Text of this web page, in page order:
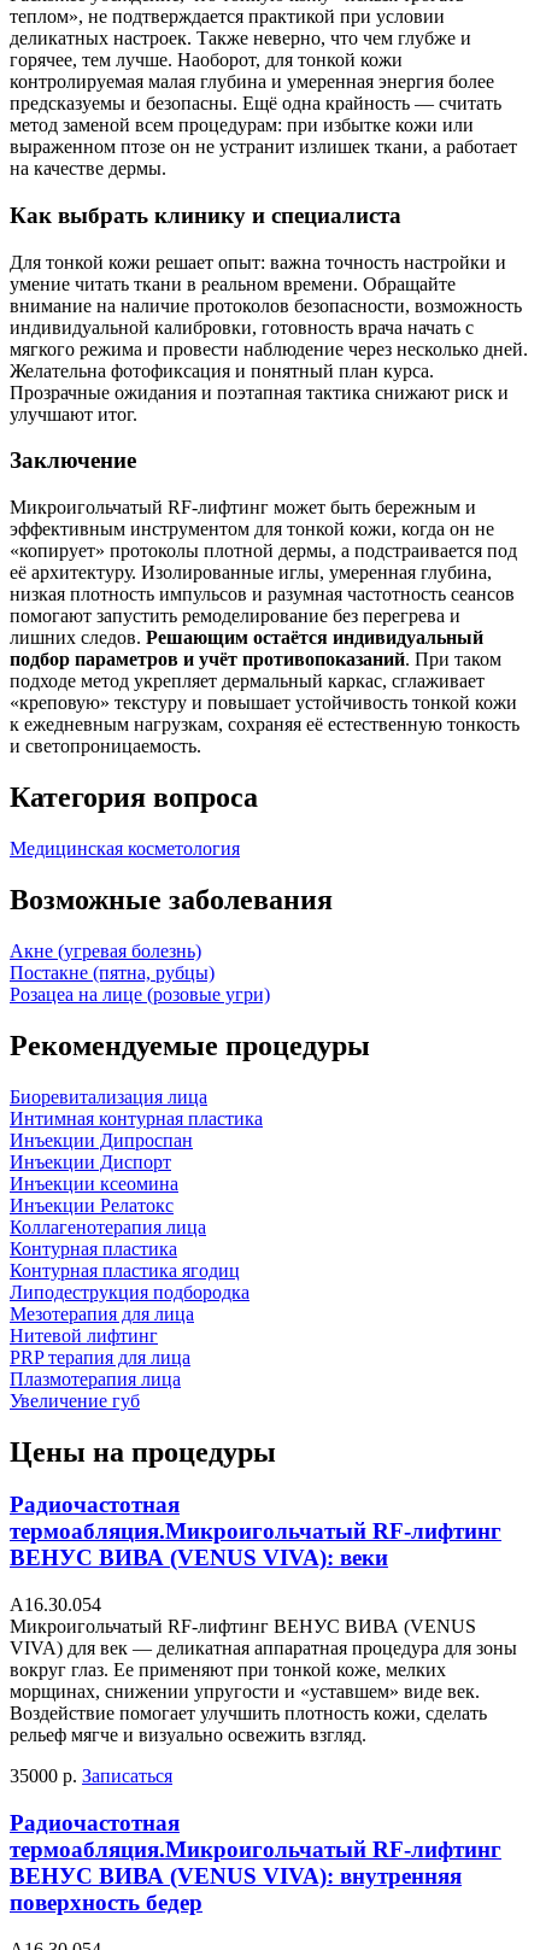
теплом», не подтверждается практикой при условии
деликатных настроек. Также неверно, что чем глубже и
горячее, тем лучше. Наоборот, для тонкой кожи
контролируемая малая глубина и умеренная энергия более
предсказуемы и безопасны. Ещё одна крайность — считать
метод заменой всем процедурам: при избытке кожи или
выраженном птозе он не устранит излишек ткани, а работает
на качестве дермы.
Как выбрать клинику и специалиста
Для тонкой кожи решает опыт: важна точность настройки и
умение читать ткани в реальном времени. Обращайте
внимание на наличие протоколов безопасности, возможность
индивидуальной калибровки, готовность врача начать с
мягкого режима и провести наблюдение через несколько дней.
Желательна фотофиксация и понятный план курса.
Прозрачные ожидания и поэтапная тактика снижают риск и
улучшают итог.
Заключение
Микроигольчатый RF-лифтинг может быть бережным и
эффективным инструментом для тонкой кожи, когда он не
«копирует» протоколы плотной дермы, а подстраивается под
её архитектуру. Изолированные иглы, умеренная глубина,
низкая плотность импульсов и разумная частотность сеансов
помогают запустить ремоделирование без перегрева и
лишних следов. Решающим остаётся индивидуальный
подбор параметров и учёт противопоказаний. При таком
подходе метод укрепляет дермальный каркас, сглаживает
«креповую» текстуру и повышает устойчивость тонкой кожи
к ежедневным нагрузкам, сохраняя её естественную тонкость
и светопроницаемость.
Категория вопроса
Медицинская косметология
Возможные заболевания
Акне (угревая болезнь)
Постакне (пятна, рубцы)
Розацеа на лице (розовые угри)
Рекомендуемые процедуры
Биоревитализация лица
Интимная контурная пластика
Инъекции Дипроспан
Инъекции Диспорт
Инъекции ксеомина
Инъекции Релатокс
Коллагенотерапия лица
Контурная пластика
Контурная пластика ягодиц
Липодеструкция подбородка
Мезотерапия для лица
Нитевой лифтинг
PRP терапия для лица
Плазмотерапия лица
Увеличение губ
Цены на процедуры
Радиочастотная
термоабляция.Микроигольчатый RF-лифтинг
ВЕНУС ВИВА (VENUS VIVA): веки
А16.30.054
Микроигольчатый RF-лифтинг ВЕНУС ВИВА (VENUS
VIVA) для век — деликатная аппаратная процедура для зоны
вокруг глаз. Ее применяют при тонкой коже, мелких
морщинах, снижении упругости и «уставшем» виде век.
Воздействие помогает улучшить плотность кожи, сделать
рельеф мягче и визуально освежить взгляд.
35000 р. Записаться
Радиочастотная
термоабляция.Микроигольчатый RF-лифтинг
ВЕНУС ВИВА (VENUS VIVA): внутренняя
поверхность бедер